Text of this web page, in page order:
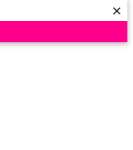
×